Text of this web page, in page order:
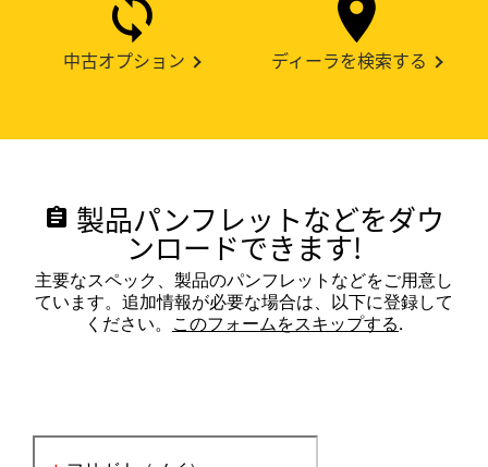
中古オプション ディーラを検索する
assignment 製品パンフレットなどをダウ
ンロードできます!
主要なスペック、製品のパンフレットなどをご用意し
ています。追加情報が必要な場合は、以下に登録して
ください。 このフォームをスキップする.